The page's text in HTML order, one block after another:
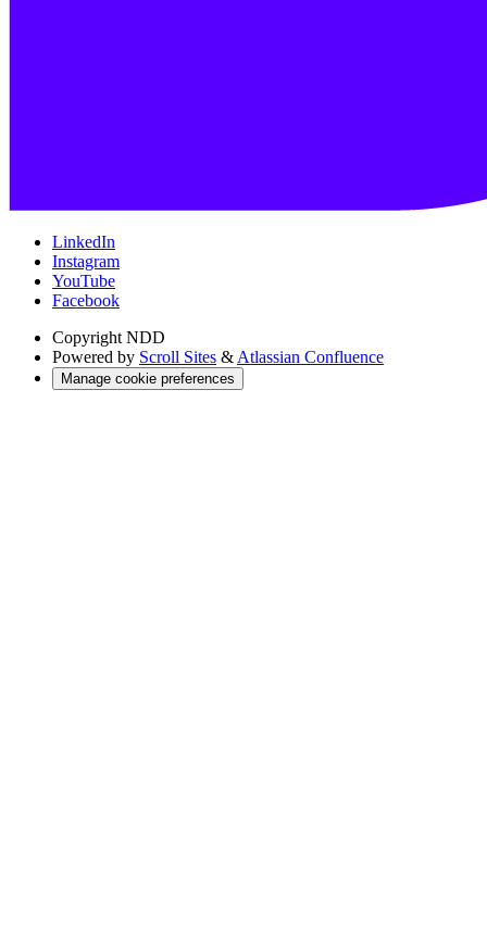
LinkedIn
Instagram
YouTube
Facebook
Copyright NDD
Powered by Scroll Sites & Atlassian Confluence
Manage cookie preferences